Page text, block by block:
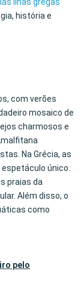
ilhas gregas
história e
com verões
mosaico de
charmosos e
Na Grécia, as
único.
praias da
Além disso, o
como
pelo